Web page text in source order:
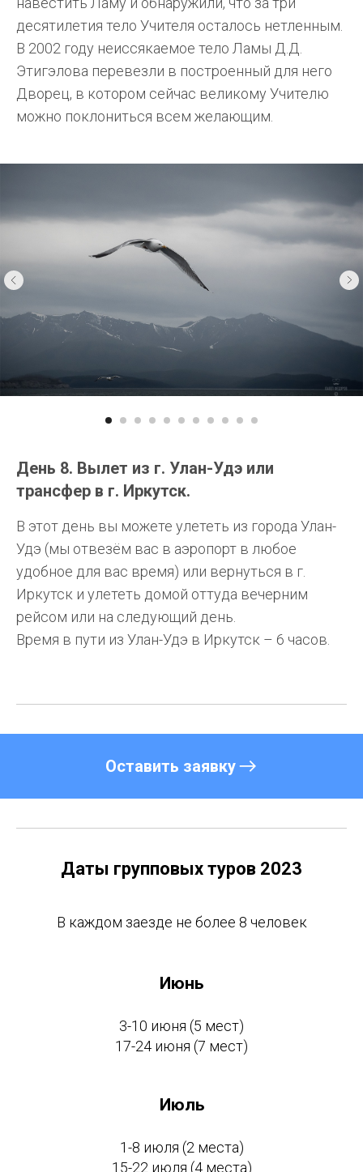
десятилетия тело Учителя осталось нетленным.
В 2002 году неиссякаемое тело Ламы Д.Д.
Этигэлова перевезли в построенный для него
Дворец, в котором сейчас великому Учителю
можно поклониться всем желающим.
День 8. Вылет из г. Улан-Удэ или
трансфер в г. Иркутск.
В этот день вы можете улететь из города Улан-
Удэ (мы отвезём вас в аэропорт в любое
удобное для вас время) или вернуться в г.
Иркутск и улететь домой оттуда вечерним
рейсом или на следующий день.
Время в пути из Улан-Удэ в Иркутск – 6 часов.
Оставить заявку
Даты групповых туров 2023
В каждом заезде не более 8 человек
Июнь
3-10 июня (5 мест)
17-24 июня (7 мест)
Июль
1-8 июля (2 места)
15-22 июля (4 места)